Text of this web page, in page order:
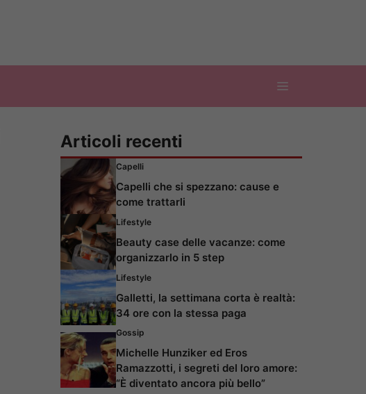
Articoli recenti
Capelli
Capelli che si spezzano: cause e
come trattarli
Lifestyle
Beauty case delle vacanze: come
organizzarlo in 5 step
Lifestyle
Galletti, la settimana corta è realtà:
34 ore con la stessa paga
Gossip
Michelle Hunziker ed Eros
Ramazzotti, i segreti del loro amore:
“È diventato ancora più bello”